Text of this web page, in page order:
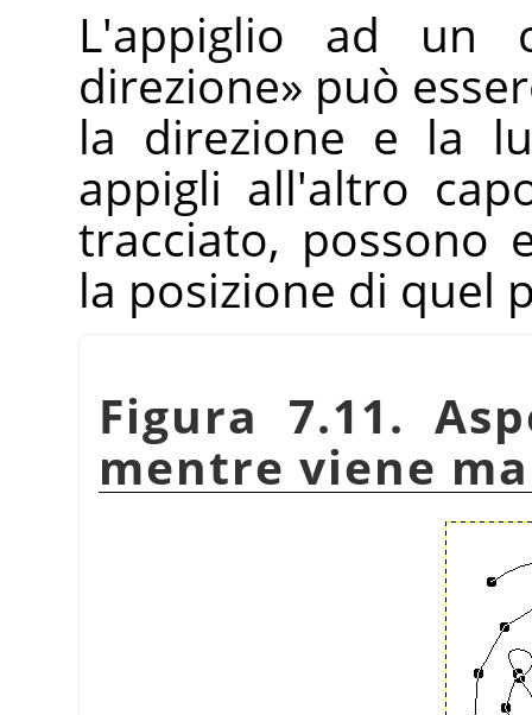
L'appiglio ad
direzione» può
la direzione e la
appigli all'altro
tracciato, possono
la posizione di quel
Figura 7.11.
mentre viene